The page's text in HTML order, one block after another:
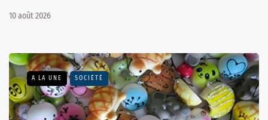
10 août 2026
A LA UNE SOCIÉTÉ